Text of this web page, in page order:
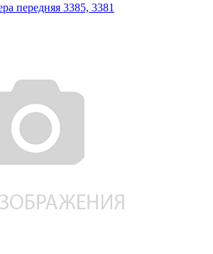
передняя 3385, 3381